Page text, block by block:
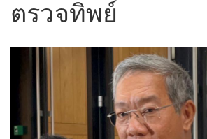
ตรวจทิพย์